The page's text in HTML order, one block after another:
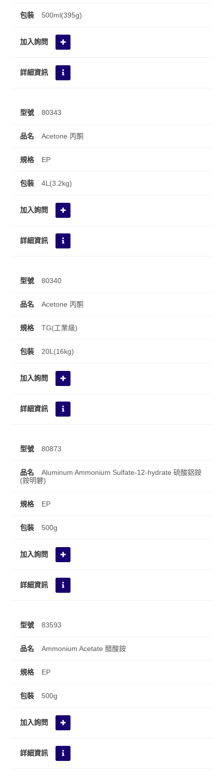
500ml(395g)
80343
Acetone 丙酮
EP
4L(3.2kg)
80340
Acetone 丙酮
TG(工業級)
20L(16kg)
80873
Aluminum Ammonium Sulfate-12-hydrate 硫酸鋁銨
(銨明礬)
EP
500g
83593
Ammonium Acetate 醋酸銨
EP
500g